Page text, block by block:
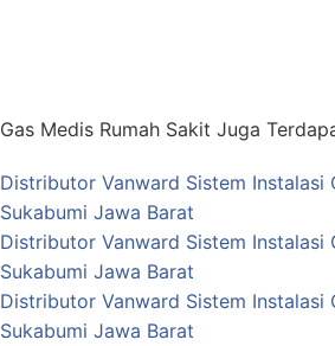
Gas Medis Rumah Sakit Juga
Distributor Vanward Sistem Instalasi
Sukabumi Jawa Barat
Distributor Vanward Sistem Instalasi
Sukabumi Jawa Barat
Distributor Vanward Sistem Instalasi
Sukabumi Jawa Barat